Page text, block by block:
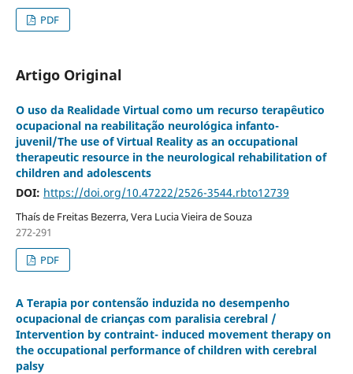
PDF
Artigo Original
O uso da Realidade Virtual como um recurso terapêutico
ocupacional na reabilitação neurológica infanto-
juvenil/The use of Virtual Reality as an occupational
therapeutic resource in the neurological rehabilitation of
children and adolescents
DOI: https://doi.org/10.47222/2526-3544.rbto12739
Thaís de Freitas Bezerra, Vera Lucia Vieira de Souza
272-291
PDF
A Terapia por contensão induzida no desempenho
ocupacional de crianças com paralisia cerebral /
Intervention by contraint- induced movement therapy on
the occupational performance of children with cerebral
palsy